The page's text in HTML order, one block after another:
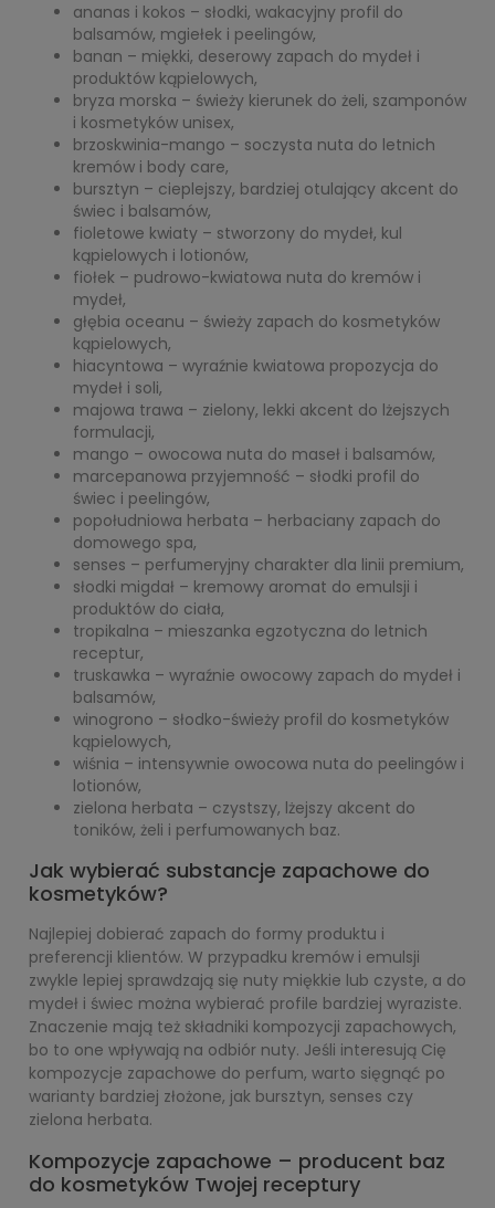
ananas i kokos – słodki, wakacyjny profil do
balsamów, mgiełek i peelingów,
banan – miękki, deserowy zapach do mydeł i
produktów kąpielowych,
bryza morska – świeży kierunek do żeli, szamponów
i kosmetyków unisex,
brzoskwinia-mango – soczysta nuta do letnich
kremów i body care,
bursztyn – cieplejszy, bardziej otulający akcent do
świec i balsamów,
fioletowe kwiaty – stworzony do mydeł, kul
kąpielowych i lotionów,
fiołek – pudrowo-kwiatowa nuta do kremów i
mydeł,
głębia oceanu – świeży zapach do kosmetyków
kąpielowych,
hiacyntowa – wyraźnie kwiatowa propozycja do
mydeł i soli,
majowa trawa – zielony, lekki akcent do lżejszych
formulacji,
mango – owocowa nuta do maseł i balsamów,
marcepanowa przyjemność – słodki profil do
świec i peelingów,
popołudniowa herbata – herbaciany zapach do
domowego spa,
senses – perfumeryjny charakter dla linii premium,
słodki migdał – kremowy aromat do emulsji i
produktów do ciała,
tropikalna – mieszanka egzotyczna do letnich
receptur,
truskawka – wyraźnie owocowy zapach do mydeł i
balsamów,
winogrono – słodko-świeży profil do kosmetyków
kąpielowych,
wiśnia – intensywnie owocowa nuta do peelingów i
lotionów,
zielona herbata – czystszy, lżejszy akcent do
toników, żeli i perfumowanych baz.
Jak wybierać substancje zapachowe do
kosmetyków?
Najlepiej dobierać zapach do formy produktu i
preferencji klientów. W przypadku kremów i emulsji
zwykle lepiej sprawdzają się nuty miękkie lub czyste, a do
mydeł i świec można wybierać profile bardziej wyraziste.
Znaczenie mają też składniki kompozycji zapachowych,
bo to one wpływają na odbiór nuty. Jeśli interesują Cię
kompozycje zapachowe do perfum, warto sięgnąć po
warianty bardziej złożone, jak bursztyn, senses czy
zielona herbata.
Kompozycje zapachowe – producent baz
do kosmetyków Twojej receptury